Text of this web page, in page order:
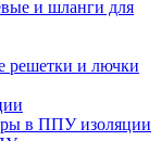
и шланги для
решетки и лючки
в ППУ изоляции